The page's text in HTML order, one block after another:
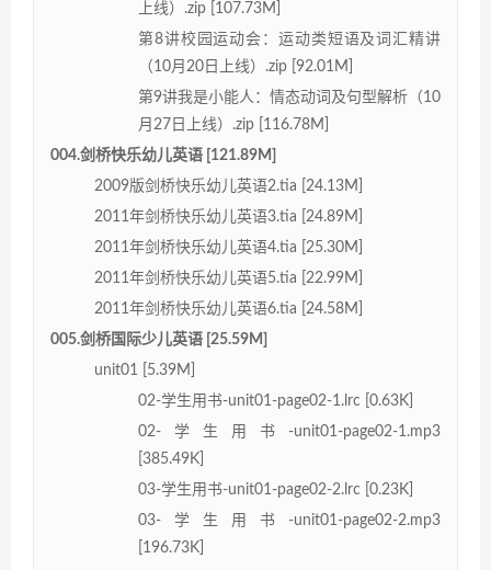
上线）.zip [107.73M]
第8讲校园运动会：运动类短语及词汇精讲
（10月20日上线）.zip [92.01M]
第9讲我是小能人：情态动词及句型解析（10
月27日上线）.zip [116.78M]
004.剑桥快乐幼儿英语 [121.89M]
2009版剑桥快乐幼儿英语2.tia [24.13M]
2011年剑桥快乐幼儿英语3.tia [24.89M]
2011年剑桥快乐幼儿英语4.tia [25.30M]
2011年剑桥快乐幼儿英语5.tia [22.99M]
2011年剑桥快乐幼儿英语6.tia [24.58M]
005.剑桥国际少儿英语 [25.59M]
unit01 [5.39M]
02-学生用书-unit01-page02-1.lrc [0.63K]
02-学生用书-unit01-page02-1.mp3
[385.49K]
03-学生用书-unit01-page02-2.lrc [0.23K]
03-学生用书-unit01-page02-2.mp3
[196.73K]